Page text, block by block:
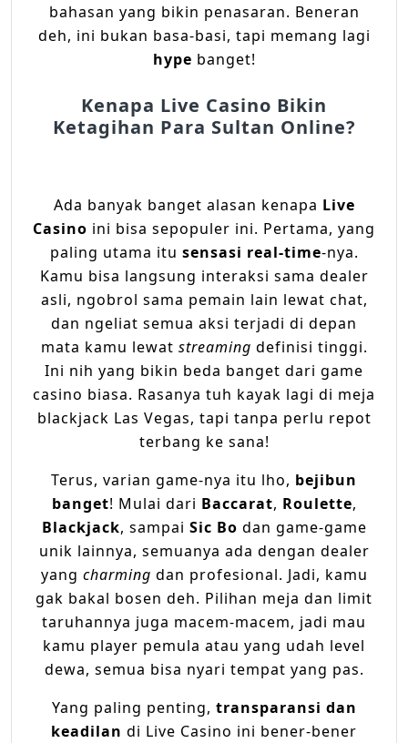
bahasan yang bikin penasaran. Beneran
deh, ini bukan basa-basi, tapi memang lagi
hype banget!
Kenapa Live Casino Bikin
Ketagihan Para Sultan Online?
Ada banyak banget alasan kenapa Live
Casino ini bisa sepopuler ini. Pertama, yang
paling utama itu sensasi real-time-nya.
Kamu bisa langsung interaksi sama dealer
asli, ngobrol sama pemain lain lewat chat,
dan ngeliat semua aksi terjadi di depan
mata kamu lewat streaming definisi tinggi.
Ini nih yang bikin beda banget dari game
casino biasa. Rasanya tuh kayak lagi di meja
blackjack Las Vegas, tapi tanpa perlu repot
terbang ke sana!
Terus, varian game-nya itu lho, bejibun
banget! Mulai dari Baccarat, Roulette,
Blackjack, sampai Sic Bo dan game-game
unik lainnya, semuanya ada dengan dealer
yang charming dan profesional. Jadi, kamu
gak bakal bosen deh. Pilihan meja dan limit
taruhannya juga macem-macem, jadi mau
kamu player pemula atau yang udah level
dewa, semua bisa nyari tempat yang pas.
Yang paling penting, transparansi dan
keadilan di Live Casino ini bener-bener